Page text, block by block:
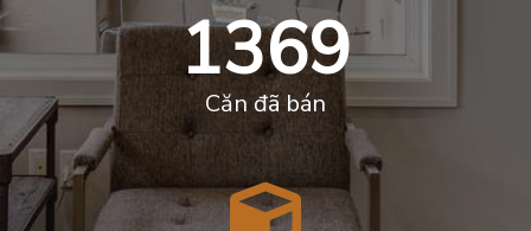
1369
Căn đã bán